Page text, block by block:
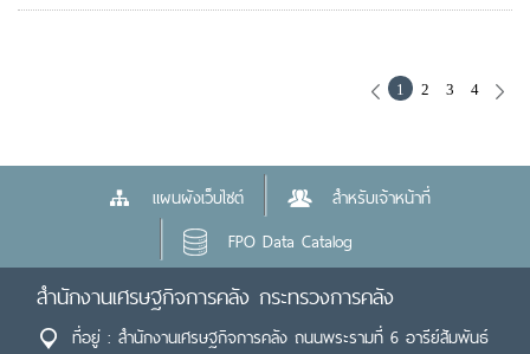
1 2 3 4
แผนผังเว็บไซต์
สำหรับเจ้าหน้าที่
FPO Data Catalog
สำนักงานเศรษฐกิจการคลัง กระทรวงการคลัง
ที่อยู่ : สำนักงานเศรษฐกิจการคลัง ถนนพระรามที่ 6 อารีย์สัมพันธ์